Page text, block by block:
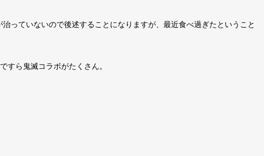
っていないので後述することになりますが、最近食べ過ぎたということ
すら鬼滅コラボがたくさん。